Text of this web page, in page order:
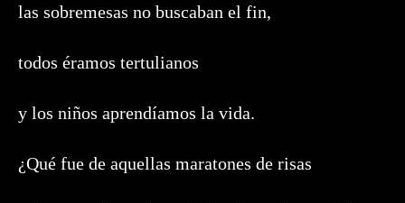
las sobremesas no buscaban el fin,
todos éramos tertulianos
y los niños aprendíamos la vida.
¿Qué fue de aquellas maratones de risas